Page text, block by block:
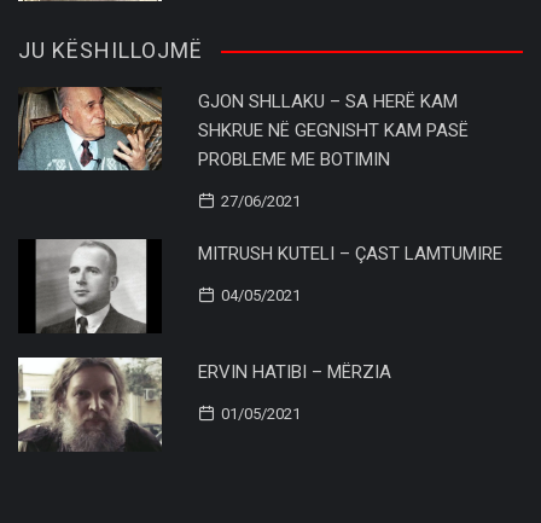
JU KËSHILLOJMË
GJON SHLLAKU – SA HERË KAM
SHKRUE NË GEGNISHT KAM PASË
PROBLEME ME BOTIMIN
27/06/2021
MITRUSH KUTELI – ÇAST LAMTUMIRE
04/05/2021
ERVIN HATIBI – MËRZIA
01/05/2021